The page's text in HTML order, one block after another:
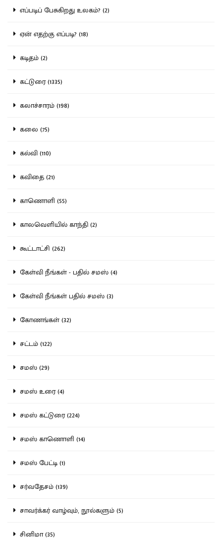
எப்படிப் பேசுகிறது உலகம்? (2)
ஏன் எதற்கு எப்படி? (18)
கடிதம் (2)
கட்டுரை (1335)
கலாச்சாரம் (198)
கலை (75)
கல்வி (110)
கவிதை (21)
காணொளி (55)
காலவெளியில் காந்தி (2)
கூட்டாட்சி (262)
கேள்வி நீங்கள் - பதில் சமஸ் (4)
கேள்வி நீங்கள் பதில் சமஸ் (3)
கோணங்கள் (32)
சட்டம் (122)
சமஸ் (29)
சமஸ் உரை (4)
சமஸ் கட்டுரை (224)
சமஸ் காணொளி (14)
சமஸ் பேட்டி (1)
சர்வதேசம் (139)
சாவர்க்கர் வாழ்வும், நூல்களும் (5)
சினிமா (35)